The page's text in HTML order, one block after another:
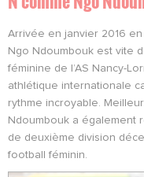
Arrivée en janvier 2016
Ngo Ndoumbouk est vite
féminine de l’AS Nancy-
athlétique internationale
rythme incroyable.
Ndoumbouk a également
de deuxième division
football féminin.